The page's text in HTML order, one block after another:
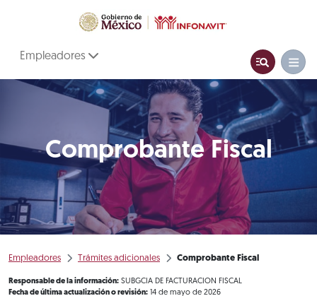
Empleadores
Comprobante Fiscal
Empleadores Trámites adicionales Comprobante Fiscal
Responsable de la información: SUBGCIA DE FACTURACION FISCAL
Fecha de última actualización o revisión: 14 de mayo de 2026